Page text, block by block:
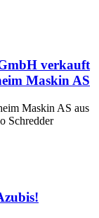
verkauft
Maskin AS
Maskin AS aus
Schredder